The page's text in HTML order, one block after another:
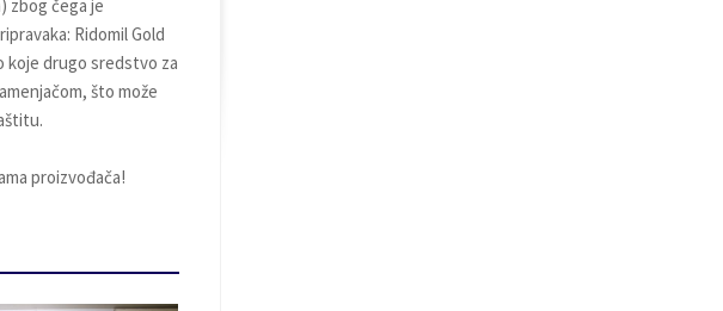
zbog čega je
Ridomil Gold
koje drugo sredstvo za
što može
proizvođača!